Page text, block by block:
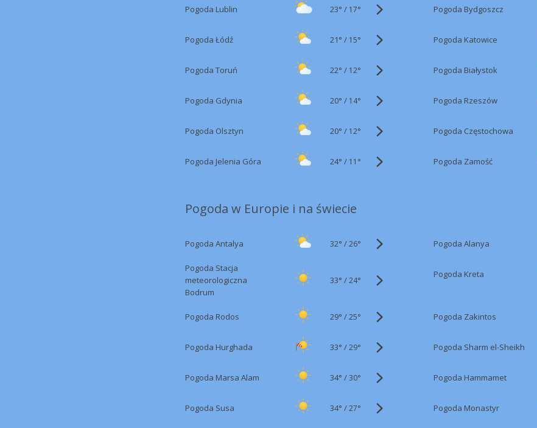
Pogoda Lublin 23° / 17° Pogoda Bydgoszcz
Pogoda Łódź 21° / 15° Pogoda Katowice
Pogoda Toruń 22° / 12° Pogoda Białystok
Pogoda Gdynia 20° / 14° Pogoda Rzeszów
Pogoda Olsztyn 20° / 12° Pogoda Częstochowa
Pogoda Jelenia Góra 24° / 11° Pogoda Zamość
Pogoda w Europie i na świecie
Pogoda Antalya 32° /26° Pogoda Alanya
Pogoda Stacja
meteorologiczna
Bodrum
33° /24°
Pogoda Kreta
Pogoda Rodos 29° /25° Pogoda Zakintos
Pogoda Hurghada 33° /29° Pogoda Sharm el-Sheikh
Pogoda Marsa Alam 34° /30° Pogoda Hammamet
Pogoda Susa 34° /27° Pogoda Monastyr